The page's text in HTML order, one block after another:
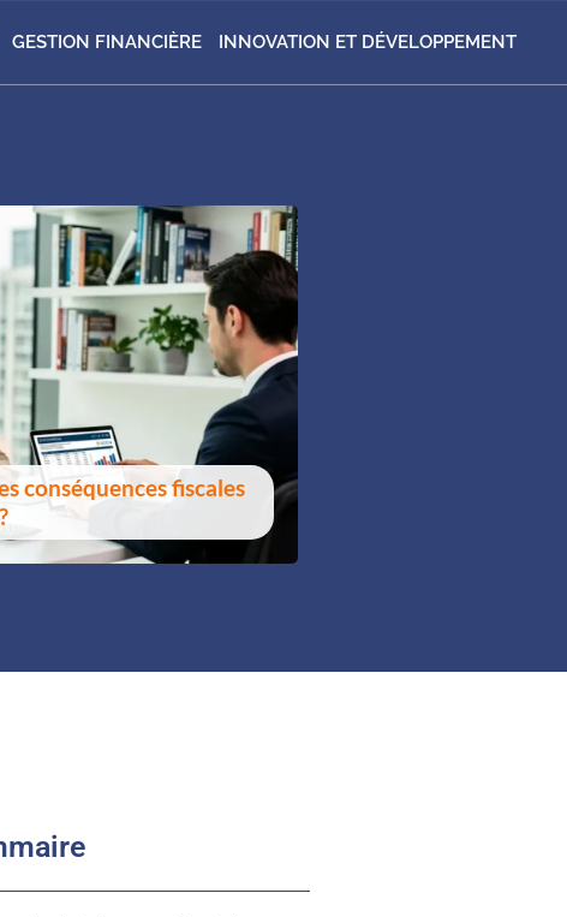
GESTION FINANCIÈRE INNOVATION ET DÉVELOPPEMENT
conséquences fiscales